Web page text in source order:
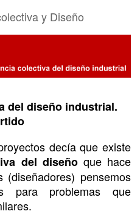
y Diseñoy Diseño
del diseño industrial.
decía que existe
del diseñoque hace
pensemos
para problemas que